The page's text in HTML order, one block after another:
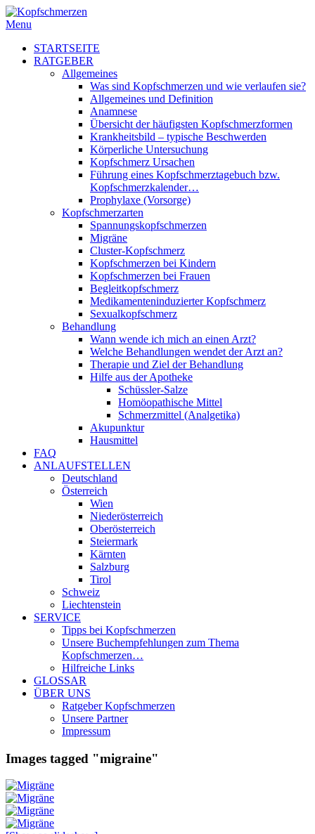
Menu
STARTSEITE
RATGEBER
Allgemeines
Was sind Kopfschmerzen und wie verlaufen sie?
Allgemeines und Definition
Anamnese
Übersicht der häufigsten Kopfschmerzformen
Krankheitsbild – typische Beschwerden
Körperliche Untersuchung
Kopfschmerz Ursachen
Führung eines Kopfschmerztagebuch bzw.
Kopfschmerzkalender…
Prophylaxe (Vorsorge)
Kopfschmerzarten
Spannungskopfschmerzen
Migräne
Cluster-Kopfschmerz
Kopfschmerzen bei Kindern
Kopfschmerzen bei Frauen
Begleitkopfschmerz
Medikamenteninduzierter Kopfschmerz
Sexualkopfschmerz
Behandlung
Wann wende ich mich an einen Arzt?
Welche Behandlungen wendet der Arzt an?
Therapie und Ziel der Behandlung
Hilfe aus der Apotheke
Schüssler-Salze
Homöopathische Mittel
Schmerzmittel (Analgetika)
Akupunktur
Hausmittel
FAQ
ANLAUFSTELLEN
Deutschland
Österreich
Wien
Niederösterreich
Oberösterreich
Steiermark
Kärnten
Salzburg
Tirol
Schweiz
Liechtenstein
SERVICE
Tipps bei Kopfschmerzen
Unsere Buchempfehlungen zum Thema
Kopfschmerzen…
Hilfreiche Links
GLOSSAR
ÜBER UNS
Ratgeber Kopfschmerzen
Unsere Partner
Impressum
Images tagged "migraine"